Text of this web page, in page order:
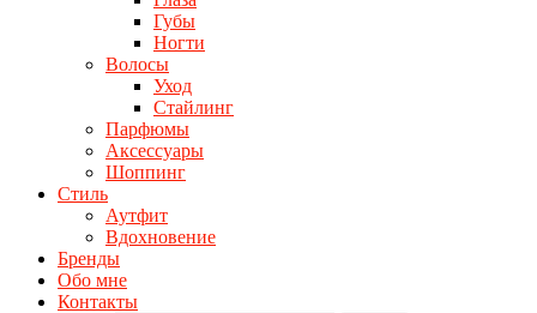
Губы
Ногти
Волосы
Уход
Стайлинг
Парфюмы
Аксессуары
Шоппинг
Стиль
Аутфит
Вдохновение
Бренды
Обо мне
Контакты